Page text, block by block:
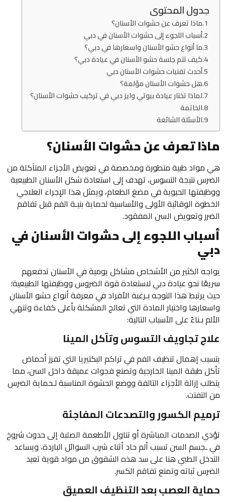
جدول المحتوى
ماذا تعرف عن حشوات الأسنان؟
أسباب اللجوء إلى حشوات الأسنان في دبي
ما أنواع حشو الأسنان واسعارها في دبي؟
كيف تتم جلسة حشو الأسنان في عيادة دبي؟
أحدث تقنيات حشوات الأسنان دبي
هل حشوات الأسنان مؤلمة؟
لماذا تختار عيادة بيوتي وايز دبي في تركيب حشوات الأسنان؟
الخاتمة
الأسئلة الشائعة
ماذا تعرف عن حشوات الأسنان؟
هي مواد طبية متطورة ومخصصة في تعويض الأجزاء المتآكلة من
الضرس نتيجة التسوس، تهدف إلى استعادة شكل الأسنان الطبيعية
ووظيفتها الحيوية في مضغ الطعام، ويمثل هذا الإجراء العلاجي
الخطوة الوقائية الأولى والأساسية لحماية بنيـة الفم قبل تفاقم
الضرر وتعويض السن المفقود.
أسباب اللجوء إلى حشوات الأسنان في
دبي
يواجه الكثير من الأشخاص مشاكل يومية في الأسنان تدفعهم
سريعًا نحو عيادة دبي لاستعادة قوة الضروس ووظيفتها الطبيعية؛
حيث يرتبط هذا التوجه بـرغبة الأفراد في معرفة أنواع حشو الأسنان
واسعارها واختيار المادة التي تعالج المشكلة بأعلى كفاءة وتنهي
الألم بـناءً على الأسباب التالية:
علاج تجاويف التسوس وتآكل المينا
يتسبب إهمال تنظيف الفم في تراكم البكتيريا التي تفرز أحماض
تأكل طبقة المينا الخارجية وتصنع فجوات عميقة داخل السن، مما
يتطلب إزالة الأجزاء التالفة ووضع الحشوة المناسبة لـحماية الضرس
من التفتت.
ترميم الكسور والتصدعات المفاجئة
تؤدي الصدمات المباشرة أو تناول الأطعمة الصلبة إلى حدوث شروخ
في ـجسم السن تسبب ألم حاد أثناء شرب السوائل الباردة، ويساعد
التدخل الطبي هنا على سد هذه الشقوق من مواد قوية تعيد
الضرس ثباته وتمنع تفاقم الكسر.
حماية العصب بعد التنظيف العميق